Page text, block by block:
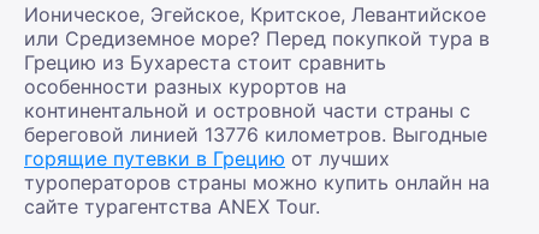
Ионическое, Эгейское, Критское, Левантийское
или Средиземное море? Перед покупкой тура в
Грецию из Бухареста стоит сравнить
особенности разных курортов на
континентальной и островной части страны с
береговой линией 13776 километров. Выгодные
горящие путевки в Грецию от лучших
туроператоров страны можно купить онлайн на
сайте турагентства ANEX Tour.